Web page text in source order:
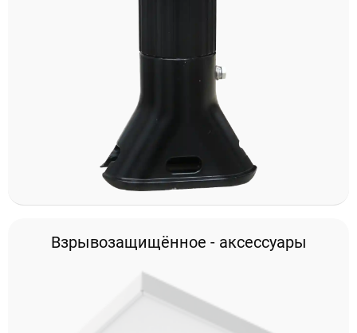
Взрывозащищённое - аксессуары